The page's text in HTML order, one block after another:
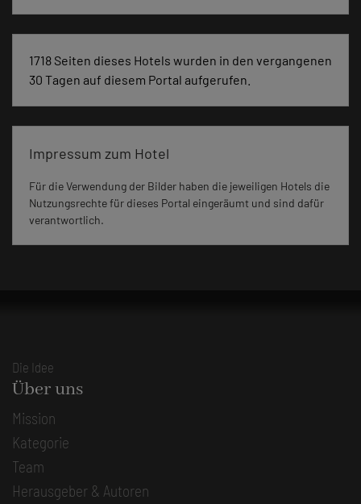
1718 Seiten dieses Hotels wurden in den vergangenen
30 Tagen auf diesem Portal aufgerufen.
Impressum zum Hotel
Für die Verwendung der Bilder haben die jeweiligen Hotels die
Nutzungsrechte für dieses Portal eingeräumt und sind dafür
verantwortlich.
Die Idee
Über uns
Mission
Kategorie
Team
Herausgeber & Autoren